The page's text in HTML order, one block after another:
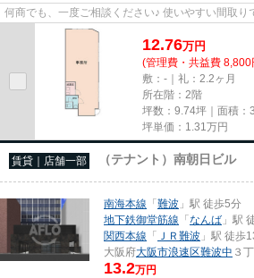
何商でも、一度ご相談ください♪ 使いやすい間取り
12.76万円
(管理費・共益費 8,800
敷：-｜礼：2.2ヶ月
所在階：2階
坪数：9.74坪｜面積：
坪単価： 1.31 万円
賃貸｜店舗一部 （テナント）南朝日ビル
南海本線 「難波 」駅 徒歩5分
地下鉄御堂筋線 「なんば 」駅
関西本線 「 ＪＲ難波 」駅 徒歩
大阪府大阪市浪速区難波中 ３
13.2万円